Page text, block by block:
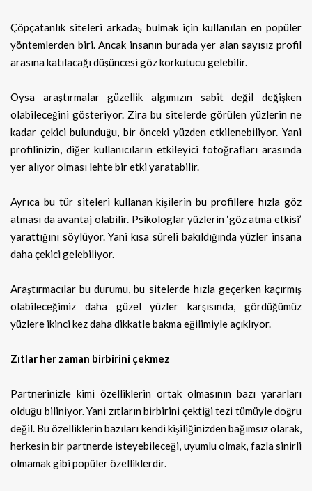
Çöpçatanlık siteleri arkadaş bulmak için kullanılan en popüler
yöntemlerden biri. Ancak insanın burada yer alan sayısız profil
arasına katılacağı düşüncesi göz korkutucu gelebilir.
Oysa araştırmalar güzellik algımızın sabit değil değişken
olabileceğini gösteriyor. Zira bu sitelerde görülen yüzlerin ne
kadar çekici bulunduğu, bir önceki yüzden etkilenebiliyor. Yani
profilinizin, diğer kullanıcıların etkileyici fotoğrafları arasında
yer alıyor olması lehte bir etki yaratabilir.
Ayrıca bu tür siteleri kullanan kişilerin bu profillere hızla göz
atması da avantaj olabilir. Psikologlar yüzlerin ‘göz atma etkisi’
yarattığını söylüyor. Yani kısa süreli bakıldığında yüzler insana
daha çekici gelebiliyor.
Araştırmacılar bu durumu, bu sitelerde hızla geçerken kaçırmış
olabileceğimiz daha güzel yüzler karşısında, gördüğümüz
yüzlere ikinci kez daha dikkatle bakma eğilimiyle açıklıyor.
Zıtlar her zaman birbirini çekmez
Partnerinizle kimi özelliklerin ortak olmasının bazı yararları
olduğu biliniyor. Yani zıtların birbirini çektiği tezi tümüyle doğru
değil. Bu özelliklerin bazıları kendi kişiliğinizden bağımsız olarak,
herkesin bir partnerde isteyebileceği, uyumlu olmak, fazla sinirli
olmamak gibi popüler özelliklerdir.